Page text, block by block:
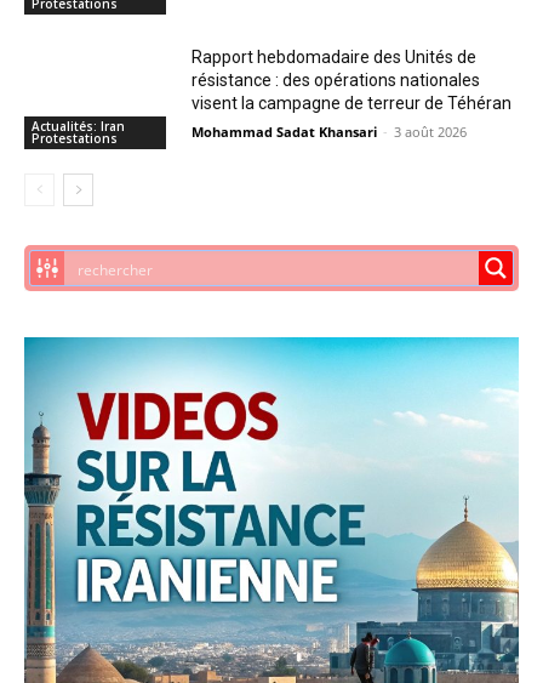
Actualités: Iran
Protestations
Rapport hebdomadaire des Unités de
résistance : des opérations nationales
visent la campagne de terreur de Téhéran
Mohammad Sadat Khansari - 3 août 2026